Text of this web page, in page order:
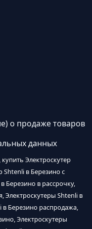
о продаже товаров
данных
Электроскутер
Shtenli в Березино с
Березино в рассрочку,
Электроскутеры Shtenli в
в Березино распродажа,
Электроскутеры